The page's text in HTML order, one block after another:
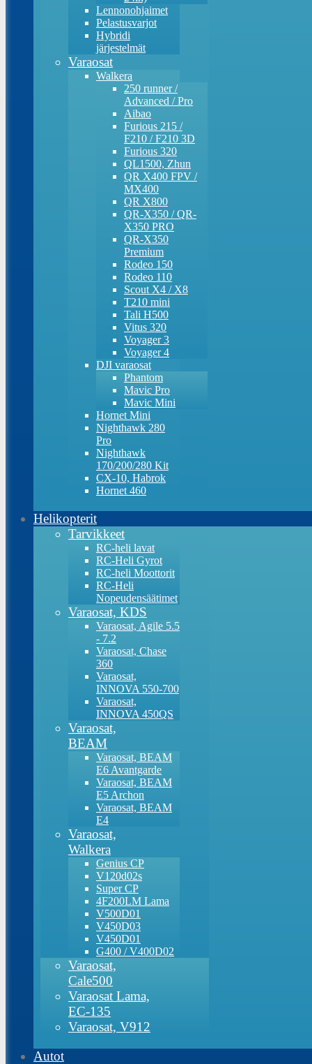
Lennonohjaimet
Pelastusvarjot
Hybridi
järjestelmät
Varaosat
Walkera
250 runner /
Advanced / Pro
Aibao
Furious 215 /
F210 / F210 3D
Furious 320
QL1500, Zhun
QR X400 FPV /
MX400
QR X800
QR-X350 / QR-
X350 PRO
QR-X350
Premium
Rodeo 150
Rodeo 110
Scout X4 / X8
T210 mini
Tali H500
Vitus 320
Voyager 3
Voyager 4
DJI varaosat
Phantom
Mavic Pro
Mavic Mini
Hornet Mini
Nighthawk 280
Pro
Nighthawk
170/200/280 Kit
CX-10, Habrok
Hornet 460
Helikopterit
Tarvikkeet
RC-heli lavat
RC-Heli Gyrot
RC-heli Moottorit
RC-Heli
Nopeudensäätimet
Varaosat, KDS
Varaosat, Agile 5.5
- 7.2
Varaosat, Chase
360
Varaosat,
INNOVA 550-700
Varaosat,
INNOVA 450QS
Varaosat,
BEAM
Varaosat, BEAM
E6 Avantgarde
Varaosat, BEAM
E5 Archon
Varaosat, BEAM
E4
Varaosat,
Walkera
Genius CP
V120d02s
Super CP
4F200LM Lama
V500D01
V450D03
V450D01
G400 / V400D02
Varaosat,
Cale500
Varaosat Lama,
EC-135
Varaosat, V912
Autot